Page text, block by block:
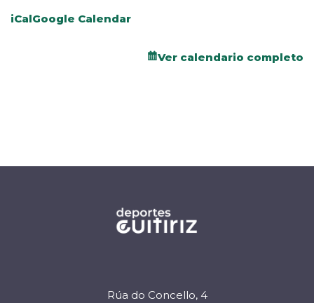
iCalGoogle Calendar
Ver calendario completo
Rúa do Concello, 4